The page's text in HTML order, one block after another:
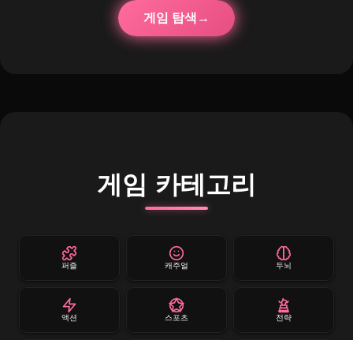
게임 탐색
게임 카테고리
퍼즐 캐주얼 두뇌
액션 스포츠 전략